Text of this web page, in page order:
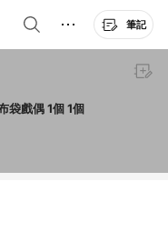
筆記
A-ONE 匯旺 動物披風布袋戲偶 1個 1個